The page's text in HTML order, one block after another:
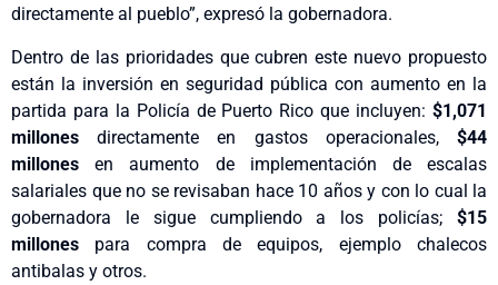
directamente al pueblo”, expresó la gobernadora.
Dentro de las prioridades que cubren este nuevo propuesto
están la inversión en seguridad pública con aumento en la
partida para la Policía de Puerto Rico que incluyen: $1,071
millones directamente en gastos operacionales, $44
millones en aumento de implementación de escalas
salariales que no se revisaban hace 10 años y con lo cual la
gobernadora le sigue cumpliendo a los policías; $15
millones para compra de equipos, ejemplo chalecos
antibalas y otros.